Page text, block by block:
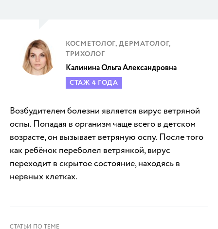
КОСМЕТОЛОГ, ДЕРМАТОЛОГ,
ТРИХОЛОГ
Калинина Ольга Александровна
СТАЖ 4 ГОДА
Возбудителем болезни является вирус ветряной
оспы. Попадая в организм чаще всего в детском
возрасте, он вызывает ветряную оспу. После того
как ребёнок переболел ветрянкой, вирус
переходит в скрытое состояние, находясь в
нервных клетках.